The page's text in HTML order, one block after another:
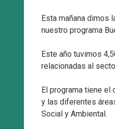
Esta mañana dimos
nuestro programa
Este año tuvimos
relacionadas al
El programa tiene
y las diferentes
Social y Ambiental.